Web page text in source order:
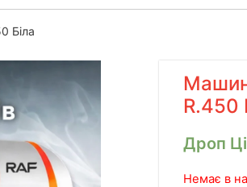
Біла
R.450
Дроп
Немає в